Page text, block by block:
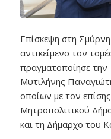
Επίσκεψη στη Σμύρνη
αντικείμενο τον
πραγματοποίησε την
Μυτιλήνης
οποίων με τον
Μητροπολιτικού
και τη Δήμαρχο του